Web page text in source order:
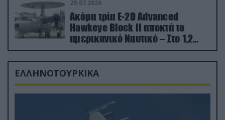
29.07.2026
Ακόμα τρία E-2D Advanced
Hawkeye Block II αποκτά το
αμερικανικό Ναυτικό – Στο 1,2
δισ.δολάρια το κόστος
ΕΛΛΗΝΟΤΟΥΡΚΙΚΑ